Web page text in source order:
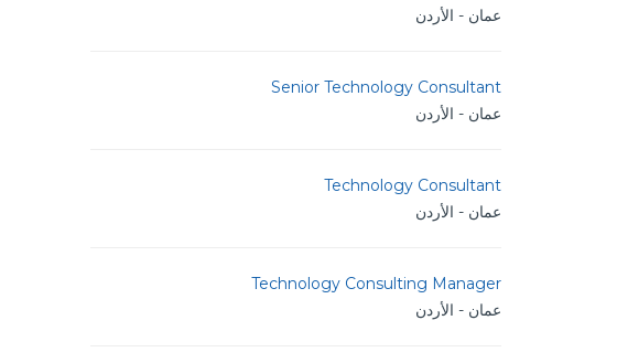
عمان - الأردن
Senior Technology Consultant
عمان - الأردن
Technology Consultant
عمان - الأردن
Technology Consulting Manager
عمان - الأردن